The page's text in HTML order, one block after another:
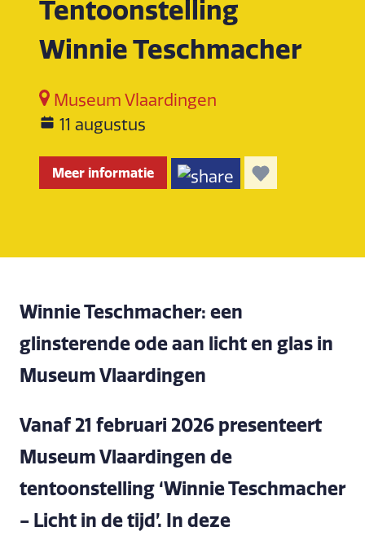
Tentoonstelling
Winnie Teschmacher
Museum Vlaardingen
11 augustus
Meer informatie
Winnie Teschmacher: een
glinsterende ode aan licht en glas in
Museum Vlaardingen
Vanaf 21 februari 2026 presenteert
Museum Vlaardingen de
tentoonstelling ‘Winnie Teschmacher
- Licht in de tijd’. In deze